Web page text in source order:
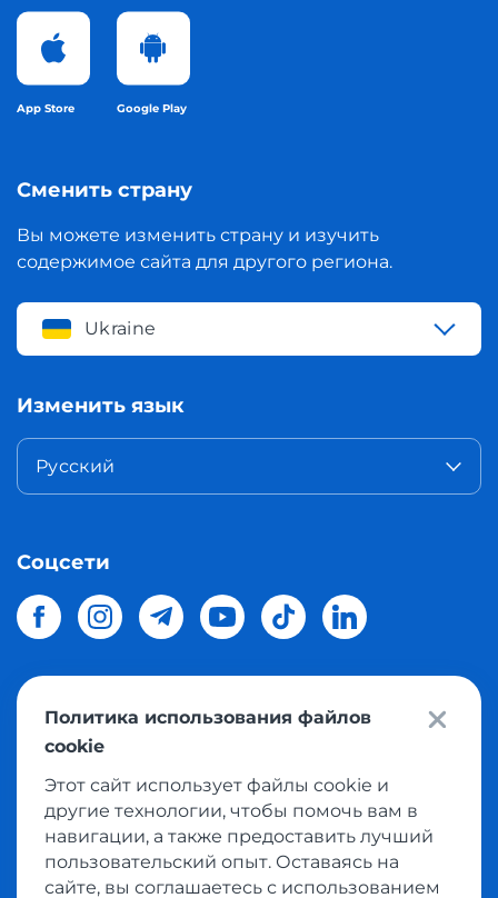
App Store Google Play
Сменить страну
Вы можете изменить страну и изучить
содержимое сайта для другого региона.
Ukraine
Изменить язык
Русский
Соцсети
© 2026 Meest Shoppingдоставка покупок с интернет
магазинов мира в Украину.
Политика конфиденциальности
Публичная оферта
Условия пользования сервисом выкупа товаров
Политика использования файлов
cookie
Этот сайт использует файлы cookie и
другие технологии, чтобы помочь вам в
навигации, а также предоставить лучший
пользовательский опыт. Оставаясь на
сайте, вы соглашаетесь с использованием